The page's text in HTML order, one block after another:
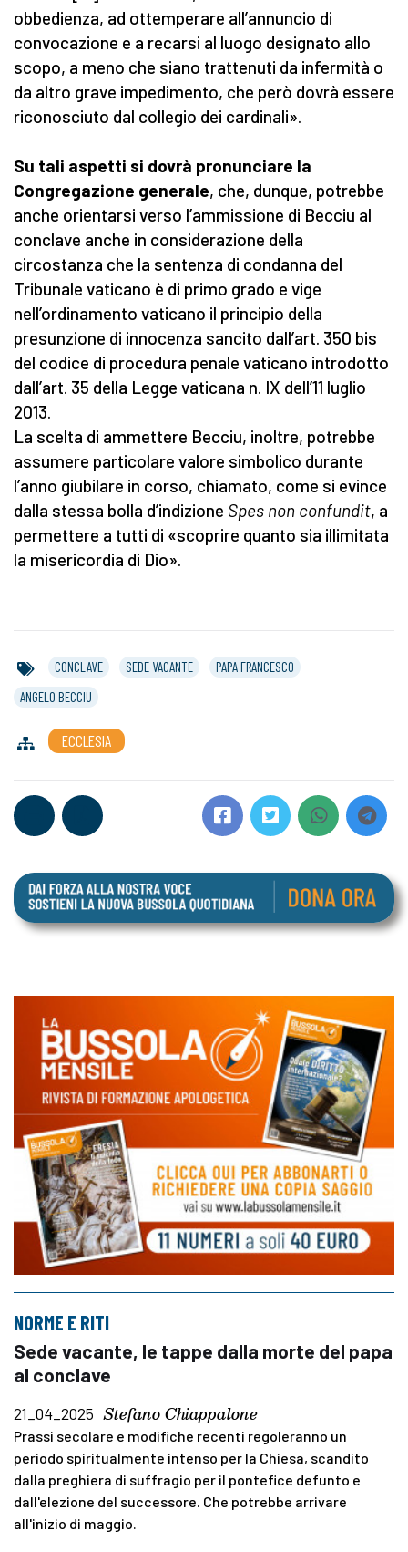
obbedienza, ad ottemperare all’annuncio di
convocazione e a recarsi al luogo designato allo
scopo, a meno che siano trattenuti da infermità o
da altro grave impedimento, che però dovrà essere
riconosciuto dal collegio dei cardinali».
Su tali aspetti si dovrà pronunciare la
Congregazione generale, che, dunque, potrebbe
anche orientarsi verso l’ammissione di Becciu al
conclave anche in considerazione della
circostanza che la sentenza di condanna del
Tribunale vaticano è di primo grado e vige
nell’ordinamento vaticano il principio della
presunzione di innocenza sancito dall’art. 350 bis
del codice di procedura penale vaticano introdotto
dall’art. 35 della Legge vaticana n. IX dell’11 luglio
2013.
La scelta di ammettere Becciu, inoltre, potrebbe
assumere particolare valore simbolico durante
l’anno giubilare in corso, chiamato, come si evince
dalla stessa bolla d’indizione Spes non confundit, a
permettere a tutti di «scoprire quanto sia illimitata
la misericordia di Dio».
CONCLAVE SEDE VACANTE
PAPA FRANCESCO
ANGELO BECCIU
ECCLESIA
NORME E RITI
Sede vacante, le tappe dalla morte del papa
al conclave
21_04_2025 Stefano Chiappalone
Prassi secolare e modifiche recenti regoleranno un
periodo spiritualmente intenso per la Chiesa, scandito
dalla preghiera di suffragio per il pontefice defunto e
dall'elezione del successore. Che potrebbe arrivare
all'inizio di maggio.